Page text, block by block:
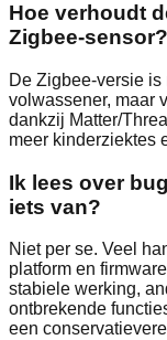
Hoe verhoudt
Zigbee‑sensor?
De Zigbee‑versie
volwassener, maar
dankzij Matter/
meer kinderziektes
Ik lees over
iets van?
Niet per se. Veel
platform en
stabiele werking,
ontbrekende
een